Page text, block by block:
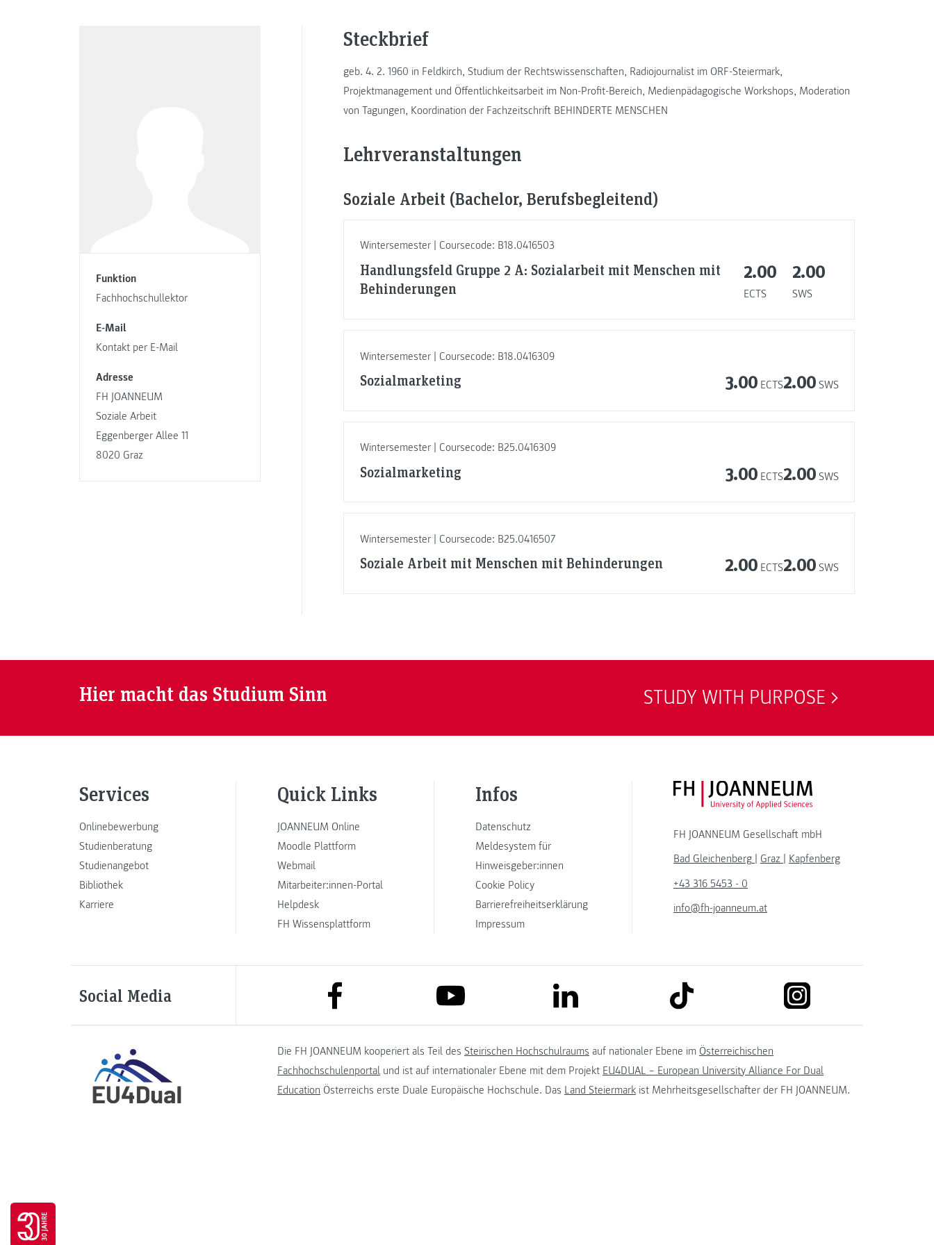
Funktion
Fachhochschullektor
E-Mail
Kontakt per E-Mail
Adresse
FH JOANNEUM
Soziale Arbeit
Eggenberger Allee 11
8020 Graz
Steckbrief
geb. 4. 2. 1960 in Feldkirch, Studium der Rechtswissenschaften, Radiojournalist im ORF-Steiermark,
Projektmanagement und Öffentlichkeitsarbeit im Non-Profit-Bereich, Medienpädagogische Workshops, Moderation
von Tagungen, Koordination der Fachzeitschrift BEHINDERTE MENSCHEN
Lehrveranstaltungen
Soziale Arbeit (Bachelor, Berufsbegleitend)
Wintersemester | Coursecode: B18.0416503
Handlungsfeld Gruppe 2 A: Sozialarbeit mit Menschen mit
Behinderungen
2.00
ECTS
2.00
SWS
Wintersemester | Coursecode: B18.0416309
Sozialmarketing 3.00 ECTS2.00 SWS
Wintersemester | Coursecode: B25.0416309
Sozialmarketing 3.00 ECTS2.00 SWS
Wintersemester | Coursecode: B25.0416507
Soziale Arbeit mit Menschen mit Behinderungen 2.00 ECTS2.00 SWS
Hier macht das Studium Sinn STUDY WITH PURPOSE
Services
Onlinebewerbung
Studienberatung
Studienangebot
Bibliothek
Karriere
Quick Links
JOANNEUM Online
Moodle Plattform
Webmail
Mitarbeiter:innen-Portal
Helpdesk
FH Wissensplattform
Infos
Datenschutz
Meldesystem für
Hinweisgeber:innen
Cookie Policy
Barrierefreiheitserklärung
Impressum
FH JOANNEUM Logo
FH JOANNEUM Gesellschaft mbH
Bad Gleichenberg
Graz
Kapfenberg
+43 316 5453 - 0
info@fh-joanneum.at
Social Media link to facebook link to youtube link to linkedin link to tiktok link to instagram
Die FH JOANNEUM kooperiert als Teil des Steirischen Hochschulraums auf nationaler Ebene im Österreichischen
Fachhochschulenportal und ist auf internationaler Ebene mit dem Projekt EU4DUAL – European University Alliance For Dual
Education Österreichs erste Duale Europäische Hochschule. Das Land Steiermark ist Mehrheitsgesellschafter der FH JOANNEUM.